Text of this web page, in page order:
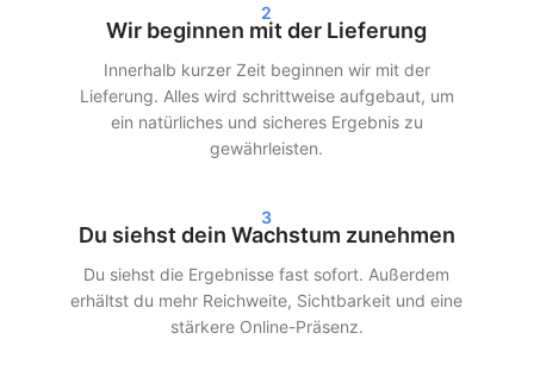
Stunden mit der Lieferung. Je nach gewähltem Paket siehst du
innerhalb von 24–72 Stunden deutliche Ergebnisse in deinen
Statistiken. Egal, ob du Instagram-Follower kaufst, TikTok-Views
kaufst oder Spotify-Streams kaufst – wir sorgen für eine
schnelle und effiziente Lieferung.
Dienstleistungen und gleichbleibende Qualität.
Mehr Reichweite und Glaubwürdigkeit
in den sozialen Medien
2
Wir beginnen mit der Lieferung
Innerhalb kurzer Zeit beginnen wir mit der
Lieferung. Alles wird schrittweise aufgebaut, um
ein natürliches und sicheres Ergebnis zu
gewährleisten.
3
Du siehst dein Wachstum zunehmen
Du siehst die Ergebnisse fast sofort. Außerdem
erhältst du mehr Reichweite, Sichtbarkeit und eine
stärkere Online-Präsenz.